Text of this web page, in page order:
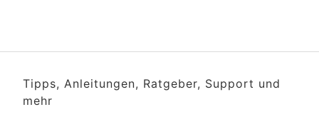
Tipps, Anleitungen, Ratgeber, Support und
mehr